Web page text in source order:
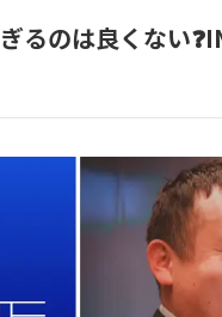
のは良くない